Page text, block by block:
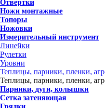
Отвертки
Ножи монтажные
Топоры
Ножовки
Измерительный инструмент
Линейки
Рулетки
Уровни
Теплицы, парники, пленки,
Теплицы, парники, пленки,
Парники, дуги, колышки
Сетка затеняющая
Грядки